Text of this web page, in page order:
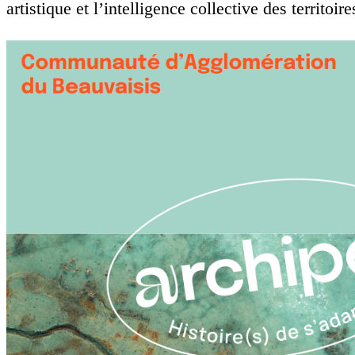
artistique et l’intelligence collective des